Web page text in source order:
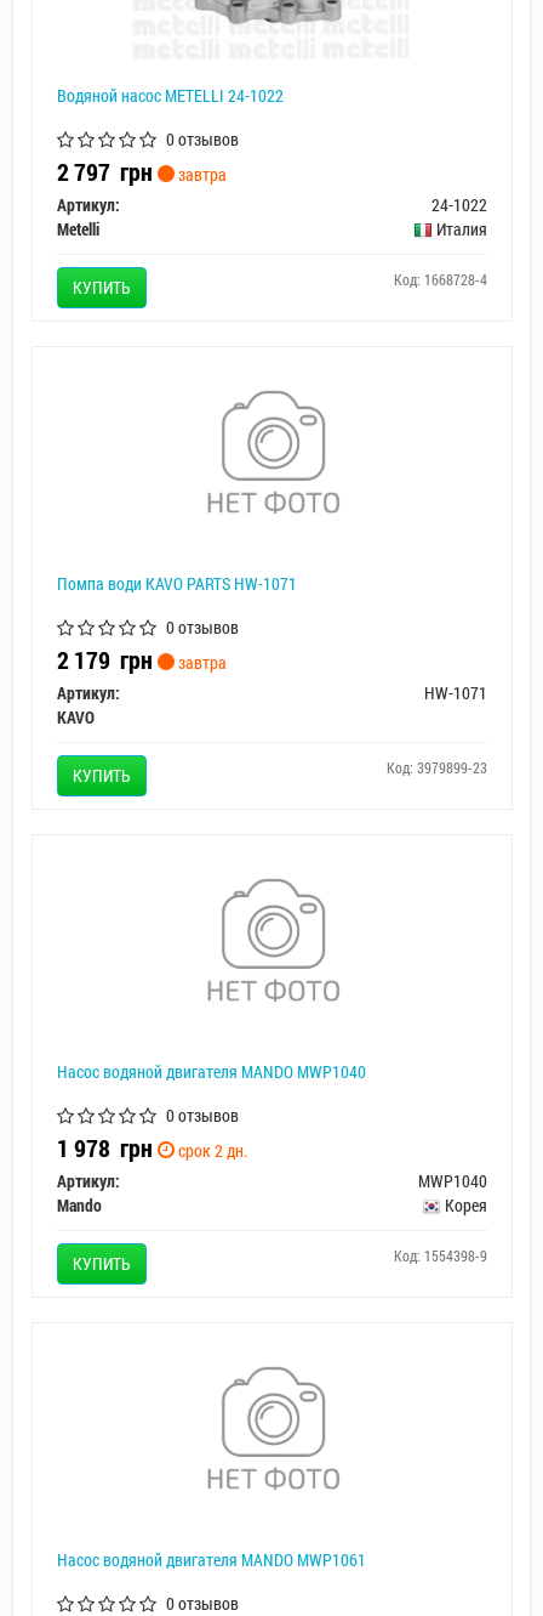
Водяной насос METELLI 24-1022
0 отзывов
2 797 грн
завтра
Артикул:
24-1022
Metelli
Италия
КУПИТЬ Код: 1668728-4
Помпа води KAVO PARTS HW-1071
0 отзывов
2 179 грн
завтра
Артикул:
HW-1071
KAVO
КУПИТЬ Код: 3979899-23
Насос водяной двигателя MANDO MWP1040
0 отзывов
1 978 грн
срок 2 дн.
Артикул:
MWP1040
Mando
Корея
КУПИТЬ Код: 1554398-9
Насос водяной двигателя MANDO MWP1061
0 отзывов